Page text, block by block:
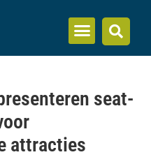
seat-
attracties